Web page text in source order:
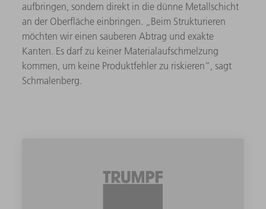
aufbringen, sondern direkt in die dünne Metallschicht
an der Oberfläche einbringen. „Beim Strukturieren
möchten wir einen sauberen Abtrag und exakte
Kanten. Es darf zu keiner Materialaufschmelzung
kommen, um keine Produktfehler zu riskieren“, sagt
Schmalenberg.